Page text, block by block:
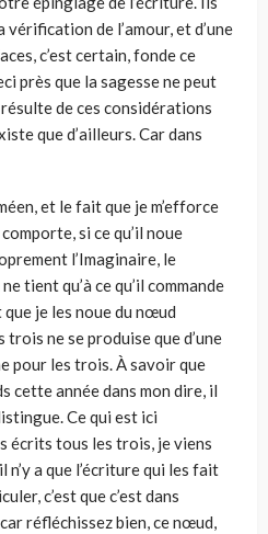
de l’amour, et d’une
c’est certain, fonde ce
près que la sagesse ne peut
de ces considérations
que d’ailleurs. Car dans
et le fait que je m’efforce
si ce qu’il noue
l’Imaginaire, le
tient qu’à ce qu’il commande
que je les noue du nœud
trois ne se produise que d’une
pour les trois. À savoir que
cette année dans mon dire, il
Ce qui est ici
écrits tous les trois, je viens
n’y a que l’écriture qui les fait
c’est que c’est dans
réfléchis­sez bien, ce nœud,